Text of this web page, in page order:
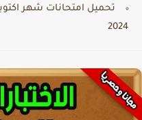
تحميل امتحانات شهر اكتوبر
2024